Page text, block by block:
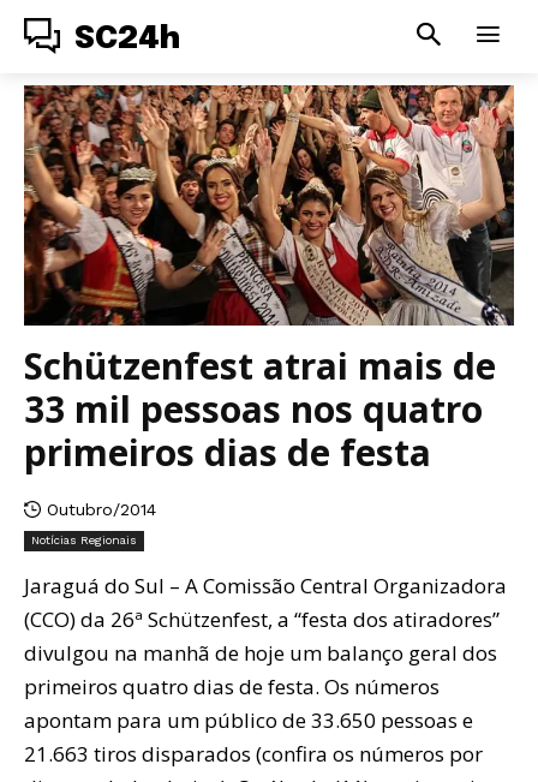
SC24h
Schützenfest atrai mais de
33 mil pessoas nos quatro
primeiros dias de festa
Outubro/2014
Notícias Regionais
Jaraguá do Sul – A Comissão Central Organizadora
(CCO) da 26ª Schützenfest, a “festa dos atiradores”
divulgou na manhã de hoje um balanço geral dos
primeiros quatro dias de festa. Os números
apontam para um público de 33.650 pessoas e
21.663 tiros disparados (confira os números por